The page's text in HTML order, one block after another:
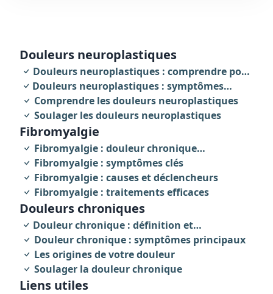
Douleurs chroniques
Douleur chronique : définition et
caractéristiques
Douleur chronique : symptômes principaux
Les origines de votre douleur
Soulager la douleur chronique
fibromyalgie
Fibromyalgie : douleur chronique
invalidante
Fibromyalgie : symptômes clés
Fibromyalgie : causes et déclencheurs
Fibromyalgie : traitements efficaces
douleurs neuroplastiques
Douleurs neuroplastiques : comprendre pour
agir
Douleurs neuroplastiques : symptômes
révélateurs
Comprendre les douleurs neuroplastiques
Soulager les douleurs neuroplastiques
Liens utiles